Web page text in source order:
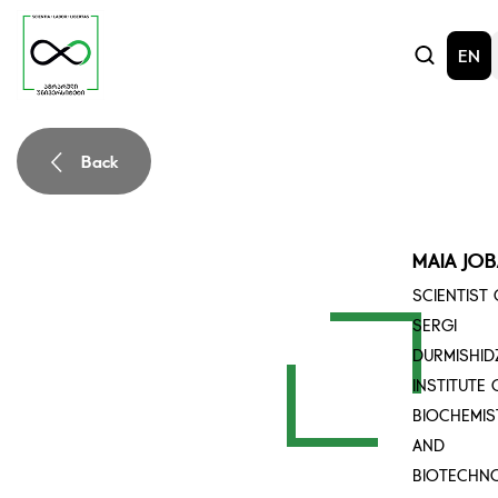
EN
Back
MAIA
SCIENTIST
SERGI
INSTITUTE
AND